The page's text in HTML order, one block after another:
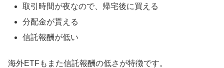
取引時間が夜なので、帰宅後に買える
分配金が貰える
信託報酬が低い
海外ETFもまた信託報酬の低さが特徴です。